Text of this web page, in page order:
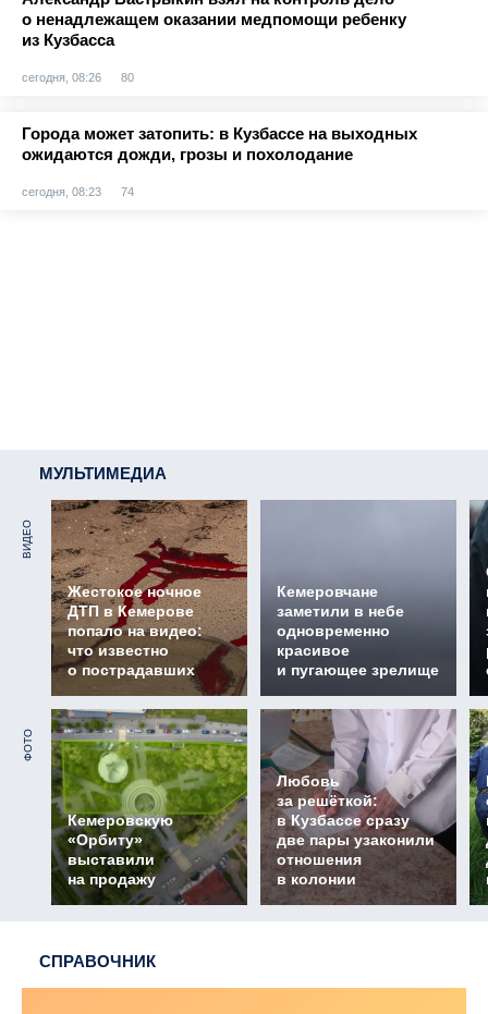
о ненадлежащем оказании медпомощи ребенку
из Кузбасса
сегодня, 08:26 80
Города может затопить: в Кузбассе на выходных
ожидаются дожди, грозы и похолодание
сегодня, 08:23 74
МУЛЬТИМЕДИА
ВИДЕО
Жестокое ночное
ДТП в Кемерове
попало на видео:
что известно
о пострадавших
Кемеровчане
заметили в небе
одновременно
красивое
и пугающее зрелище
ФОТО
Кемеровскую
«Орбиту»
выставили
на продажу
Любовь
за решёткой:
в Кузбассе сразу
две пары узаконили
отношения
в колонии
СПРАВОЧНИК